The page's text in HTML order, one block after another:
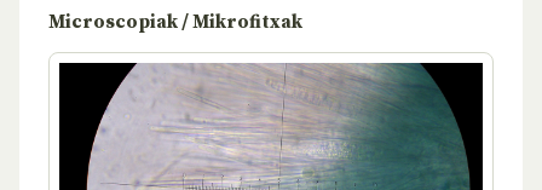
Microscopiak / Mikrofitxak